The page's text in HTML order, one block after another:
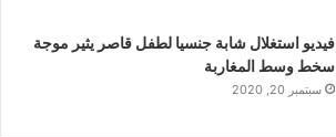
فيديو استغلال شابة جنسيا لطفل قاصر يثير موجة
سخط وسط المغاربة
سبتمبر 20, 2020